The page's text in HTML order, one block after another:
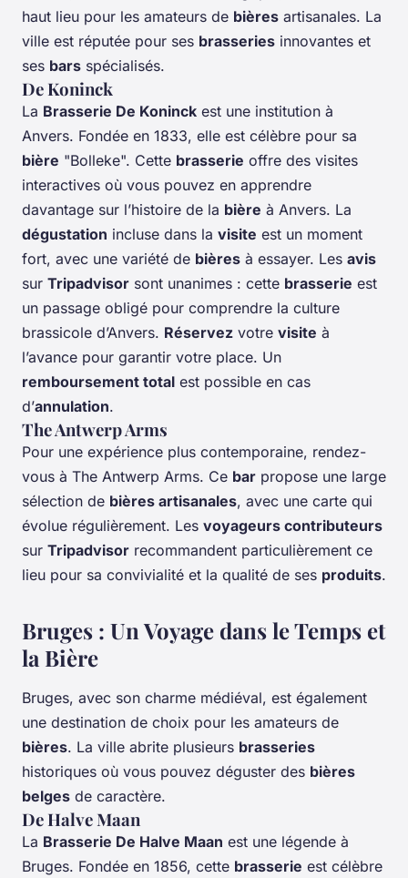
haut lieu pour les amateurs de bières artisanales. La
ville est réputée pour ses brasseries innovantes et
ses bars spécialisés.
De Koninck
La Brasserie De Koninck est une institution à
Anvers. Fondée en 1833, elle est célèbre pour sa
bière "Bolleke". Cette brasserie offre des visites
interactives où vous pouvez en apprendre
davantage sur l’histoire de la bière à Anvers. La
dégustation incluse dans la visite est un moment
fort, avec une variété de bières à essayer. Les avis
sur Tripadvisor sont unanimes : cette brasserie est
un passage obligé pour comprendre la culture
brassicole d’Anvers. Réservez votre visite à
l’avance pour garantir votre place. Un
remboursement total est possible en cas
d’annulation.
The Antwerp Arms
Pour une expérience plus contemporaine, rendez-
vous à The Antwerp Arms. Ce bar propose une large
sélection de bières artisanales, avec une carte qui
évolue régulièrement. Les voyageurs contributeurs
sur Tripadvisor recommandent particulièrement ce
lieu pour sa convivialité et la qualité de ses produits.
Bruges : Un Voyage dans le Temps et
la Bière
Bruges, avec son charme médiéval, est également
une destination de choix pour les amateurs de
bières. La ville abrite plusieurs brasseries
historiques où vous pouvez déguster des bières
belges de caractère.
De Halve Maan
La Brasserie De Halve Maan est une légende à
Bruges. Fondée en 1856, cette brasserie est célèbre